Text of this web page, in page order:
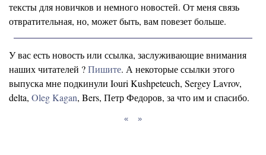
тексты для новичков и немного новостей. От меня связь
отвратительная, но, может быть, вам повезет больше.
У вас есть новость или ссылка, заслуживающие внимания
наших читателей ?Пишите. А некоторые ссылки этого
выпуска мне подкинули Iouri Kushpeteuch, Sergey Lavrov,
delta, Oleg Kagan, Bers, Петр Федоров, за что им и спасибо.
« »